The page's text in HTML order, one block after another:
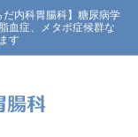
内科胃腸科】糖尿病学
血症、メタボ症候群な
す